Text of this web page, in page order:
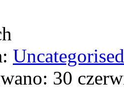
Uncategorised
30